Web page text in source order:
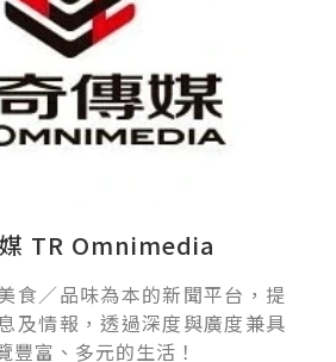
TR Omnimedia
食／品味為本的新聞平台，提
及情報，透過深度與廣度兼具
豐富、多元的生活！